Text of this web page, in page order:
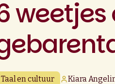
weetjes
Taal en cultuur Kiara